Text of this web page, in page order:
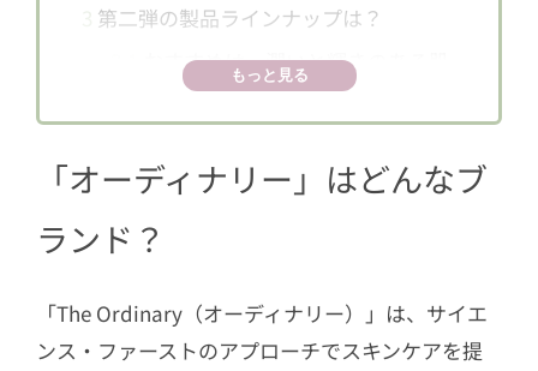
第二弾の製品ラインナップは？
おすすめは、潤いと輝きのある肌
へ導いてくれるミルキートナー
みて
もっと見る
「オーディナリー」はどんなブ
ランド？
「The Ordinary（オーディナリー）」は、サイエ
ンス・ファーストのアプローチでスキンケアを提